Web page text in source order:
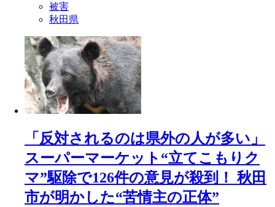
被害
秋田県
「反対されるのは県外の人が多い」
スーパーマーケット“立てこもりク
マ”駆除で126件の意見が殺到！ 秋田
市が明かした“苦情主の正体”